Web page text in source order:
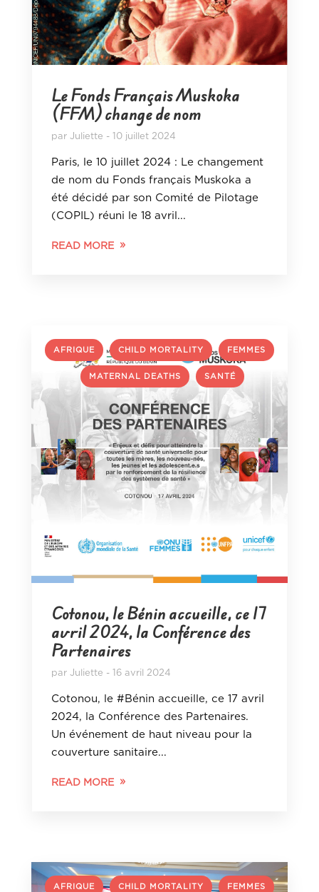
Le Fonds Français Muskoka
(FFM) change de nom
par Juliette 10 juillet 2024
Paris, le 10 juillet 2024 : Le changement
de nom du Fonds français Muskoka a
été décidé par son Comité de Pilotage
(COPIL) réuni le 18 avril...
READ MORE
AFRIQUE , CHILD MORTALITY , FEMMES
, MATERNAL DEATHS , SANTÉ
Cotonou, le Bénin accueille, ce 17
avril 2024, la Conférence des
Partenaires
par Juliette 16 avril 2024
Cotonou, le #Bénin accueille, ce 17 avril
2024, la Conférence des Partenaires.
Un événement de haut niveau pour la
couverture sanitaire...
READ MORE
AFRIQUE , CHILD MORTALITY , FEMMES